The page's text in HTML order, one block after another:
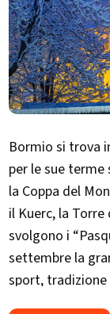
Bormio si trova
per le sue
la Coppa del
il Kuerc, la Torre
svolgono i
settembre la
sport, tradizione